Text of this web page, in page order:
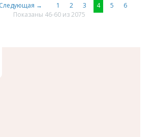
Следующая → 1 2 3 4 5
6
Показаны 46-60 из 2075